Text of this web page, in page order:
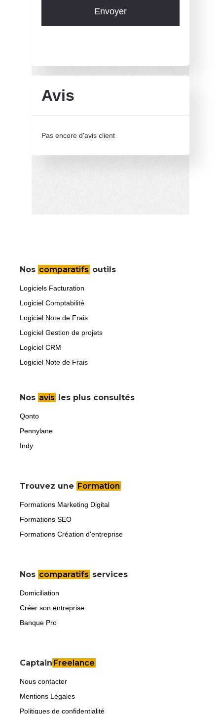
Avis
Pas encore d'avis client
Nos comparatifs outils
Logiciels Facturation
Logiciel Comptabilité
Logiciel Note de Frais
Logiciel Gestion de projets
Logiciel CRM
Logiciel Note de Frais
Nos avis les plus consultés
Qonto
Pennylane
Indy
Trouvez une Formation
Formations Marketing Digital
Formations SEO
Formations Création d'entreprise
Nos comparatifs services
Domiciliation
Créer son entreprise
Banque Pro
Captain Freelance
Nous contacter
Mentions Légales
Politiques de confidentialité